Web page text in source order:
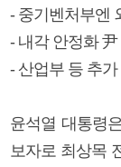
- 중기벤처부엔
- 내각 안정화
- 산업부 등 추
윤석열 대통령
보자로 최상목